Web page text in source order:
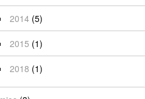
2014 (5)
2015 (1)
2018 (1)